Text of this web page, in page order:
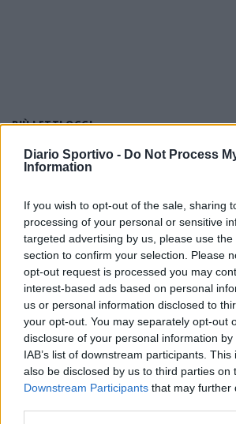
Diario Sportivo - Do Not Process
Information
If you wish to opt-out of the sale, sharing
processing of your personal or sensitive
targeted advertising by us, please use
section to confirm your selection. Please
opt-out request is processed you may
interest-based ads based on personal
us or personal information disclosed to
your opt-out. You may separately opt-out
disclosure of your personal information
IAB’s list of downstream participants.
also be disclosed by us to third parties on
Downstream Participants that may further
PIÙ LETTI OGGI
giovani tra i…
7 Ago 2026
Per Carbonia e Olbia si
ripartire dalla Seconda
7 Ago 2026
Il Selargius rinforza il
Manuel Rinino e Samuele
6 Ago 2026
di Golfo Aranci, La Salle